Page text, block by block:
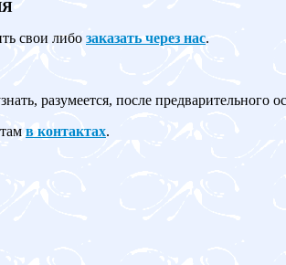
свои либо заказать через нас.
разумеется, после предварительного
в контактах.